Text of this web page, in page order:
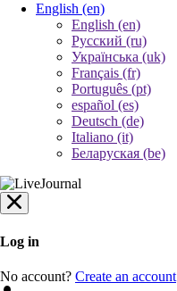
English (en)
English (en)
Русский (ru)
Українська (uk)
Français (fr)
Português (pt)
español (es)
Deutsch (de)
Italiano (it)
Беларуская (be)
Log in
No account? Create an account